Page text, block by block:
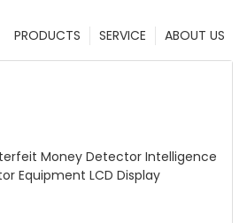
ABOUT US
SERVICE
PRODUCTS